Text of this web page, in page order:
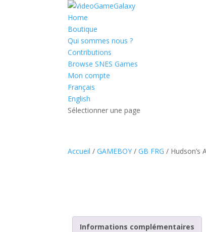
Home
Boutique
Qui sommes nous ?
Contributions
Browse SNES Games
Mon compte
Français
English
Sélectionner une page
Accueil /GAMEBOY /GB FRG / Hudson’s
Informations complémentaires